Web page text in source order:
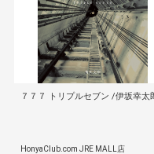
７７７ トリプルセブン /伊坂幸太
HonyaClub.com JRE MALL店